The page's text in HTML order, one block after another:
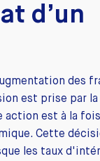
d’un
des
est prise par la
action est à la
Cette
les taux